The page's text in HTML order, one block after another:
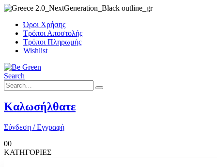
Όροι Χρήσης
Τρόποι Αποστολής
Τρόποι Πληρωμής
Wishlist
Search
Καλωσήλθατε
Σύνδεση / Εγγραφή
00
ΚΑΤΗΓΟΡΙΕΣ